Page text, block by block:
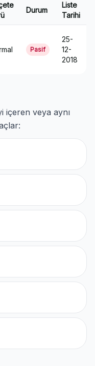
Durum
Liste
Tarihi
Pasif
25-
12-
2018
içeren veya aynı